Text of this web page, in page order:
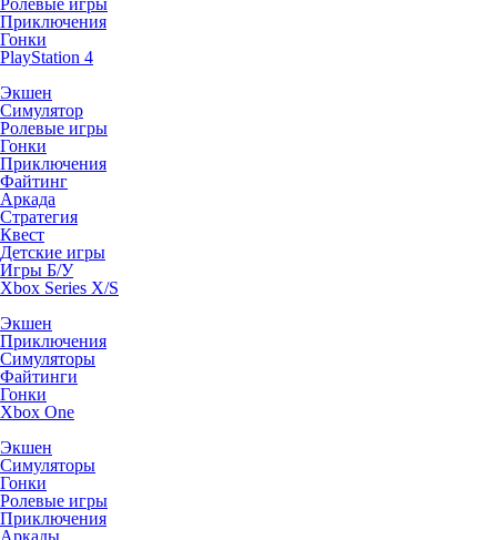
Ролевые игры
Приключения
Гонки
PlayStation 4
Экшен
Симулятор
Ролевые игры
Гонки
Приключения
Файтинг
Аркада
Стратегия
Квест
Детские игры
Игры Б/У
Xbox Series X/S
Экшен
Приключения
Симуляторы
Файтинги
Гонки
Xbox One
Экшен
Симуляторы
Гонки
Ролевые игры
Приключения
Аркады